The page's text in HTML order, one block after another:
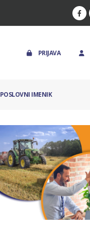
PRIJAVA
POSLOVNI IMENIK